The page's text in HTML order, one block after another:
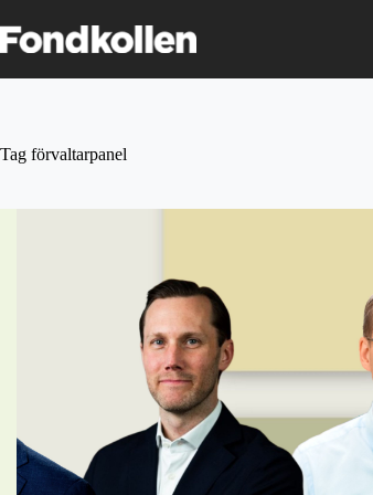
to
content
Tag förvaltarpanel